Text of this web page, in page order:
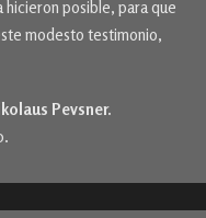
hicieron posible, para que
modesto testimonio,
Pevsner.